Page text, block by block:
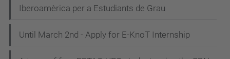
Iberoamèrica per a Estudiants de Grau
Until March 2nd - Apply for E-KnoT Internship